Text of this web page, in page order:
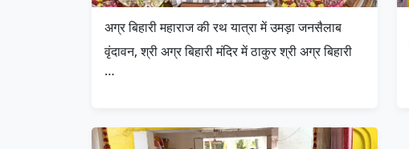
अग्र बिहारी महाराज की रथ यात्रा में उमड़ा जनसैलाब
वृंदावन, श्री अग्र बिहारी मंदिर में ठाकुर श्री अग्र बिहारी
…